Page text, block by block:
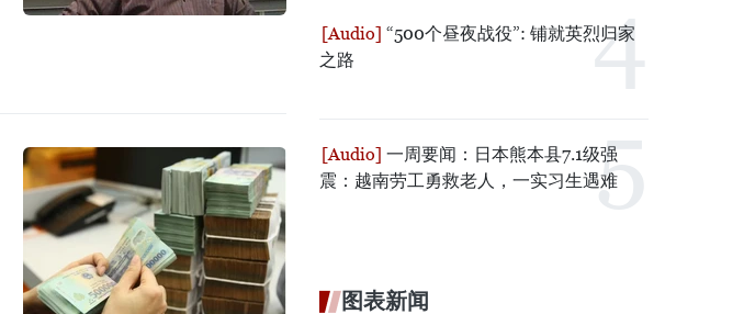
“500个昼夜战役”: 铺就英烈归家
之路
一周要闻：日本熊本县7.1级强
震：越南劳工勇救老人，一实习生遇难
图表新闻